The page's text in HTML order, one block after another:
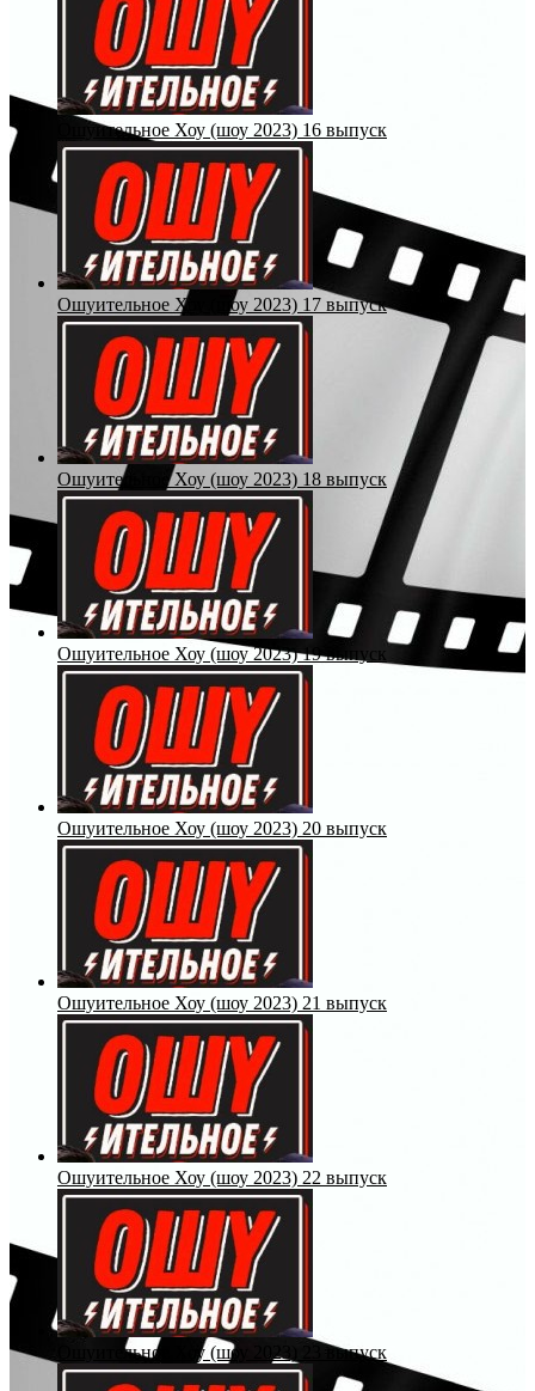
Ошуительное Хоу (шоу 2023) 16 выпуск
Ошуительное Хоу (шоу 2023) 17 выпуск
Ошуительное Хоу (шоу 2023) 18 выпуск
Ошуительное Хоу (шоу 2023) 19 выпуск
Ошуительное Хоу (шоу 2023) 20 выпуск
Ошуительное Хоу (шоу 2023) 21 выпуск
Ошуительное Хоу (шоу 2023) 22 выпуск
Ошуительное Хоу (шоу 2023) 23 выпуск